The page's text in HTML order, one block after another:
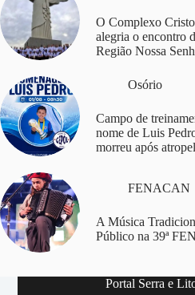
O Complexo
alegria o encontro
Região Nossa
Osório
Campo de
nome de Luis
morreu após
FENACAN
A Música
Público na 39ª
Portal Serra e